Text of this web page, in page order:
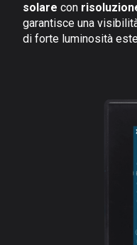
solare con
garantisce una
di forte luminosità